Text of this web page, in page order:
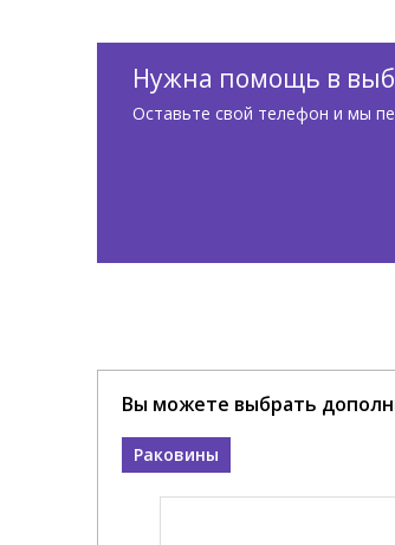
Нужна помощь в
Оставьте свой телефон и мы
Вы можете выбрать
Раковины